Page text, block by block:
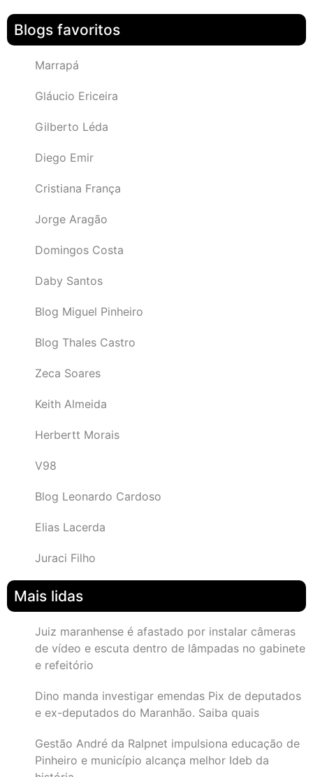
Blogs favoritos
Marrapá
Gláucio Ericeira
Gilberto Léda
Diego Emir
Cristiana França
Jorge Aragão
Domingos Costa
Daby Santos
Blog Miguel Pinheiro
Blog Thales Castro
Zeca Soares
Keith Almeida
Herbertt Morais
V98
Blog Leonardo Cardoso
Elias Lacerda
Juraci Filho
Mais lidas
Juiz maranhense é afastado por instalar câmeras
de vídeo e escuta dentro de lâmpadas no gabinete
e refeitório
Dino manda investigar emendas Pix de deputados
e ex-deputados do Maranhão. Saiba quais
Gestão André da Ralpnet impulsiona educação de
Pinheiro e município alcança melhor Ideb da